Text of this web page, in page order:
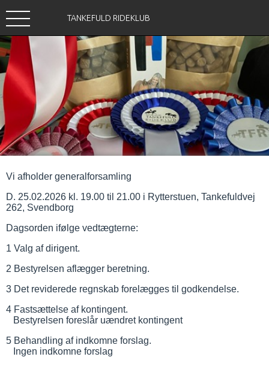
TANKEFULD RIDEKLUB
Vi afholder generalforsamling
D. 25.02.2026 kl. 19.00 til 21.00 i Rytterstuen, Tankefuldvej
262, Svendborg
Dagsorden ifølge vedtægterne:
1 Valg af dirigent.
2 Bestyrelsen aflægger beretning.
3 Det reviderede regnskab forelægges til godkendelse.
4 Fastsættelse af kontingent.
Bestyrelsen foreslår uændret kontingent
5 Behandling af indkomne forslag.
Ingen indkomne forslag